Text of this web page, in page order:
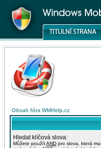
Obsah fóra WMHelp.cz
Hledat klíčová slova:
Můžete použítAND pro slova, která